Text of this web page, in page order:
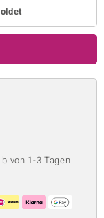
von 1-3 Tagen